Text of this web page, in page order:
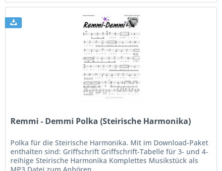
Remmi - Demmi Polka (Steirische Harmonika)
Polka für die Steirische Harmonika. Mit im Download-Paket
enthalten sind: Griffschrift Griffschrift-Tabelle für 3- und 4-
reihige Steirische Harmonika Komplettes Musikstück als